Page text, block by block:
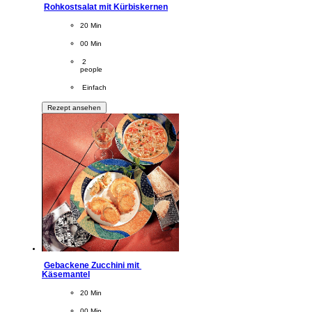
Rohkostsalat mit Kürbiskernen
CookingTime
20 Min
PreparationTime
00 Min
Servings
2
people
Difficulty
Einfach
Rezept ansehen
Gebackene Zucchini mit
Käsemantel
CookingTime
20 Min